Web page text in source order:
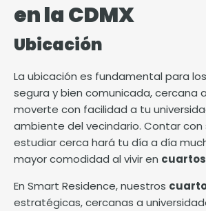
en la CDMX
Ubicación
La ubicación es fundamental para los
segura y bien comunicada,
moverte con facilidad a tu
ambiente del vecindario. Contar
estudiar cerca hará tu día a día
mayor comodidad al vivir en
En Smart Residence, nuestros
estratégicas, cercanas a